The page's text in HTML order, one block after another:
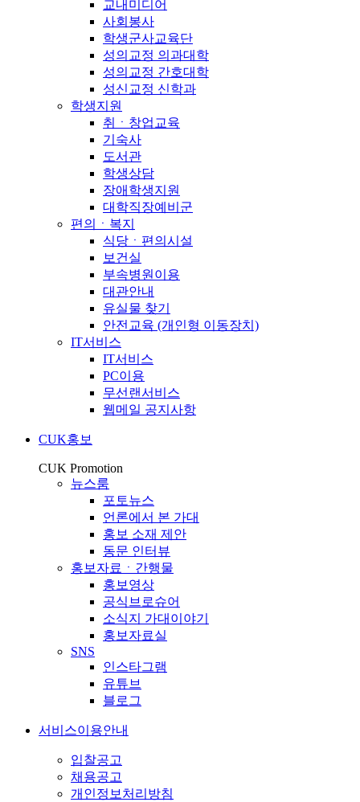
교내미디어
사회봉사
학생군사교육단
성의교정 의과대학
성의교정 간호대학
성신교정 신학과
학생지원
취ㆍ창업교육
기숙사
도서관
학생상담
장애학생지원
대학직장예비군
편의ㆍ복지
식당ㆍ편의시설
보건실
부속병원이용
대관안내
유실물 찾기
안전교육 (개인형 이동장치)
IT서비스
IT서비스
PC이용
무선랜서비스
웹메일 공지사항
CUK홍보
CUK Promotion
뉴스룸
포토뉴스
언론에서 본 가대
홍보 소재 제안
동문 인터뷰
홍보자료ㆍ간행물
홍보영상
공식브로슈어
소식지 가대이야기
홍보자료실
SNS
인스타그램
유튜브
블로그
서비스이용안내
입찰공고
채용공고
개인정보처리방침